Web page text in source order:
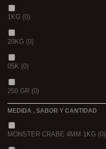
1KG (0)
20KG (0)
05K (0)
250 GR (0)
MEDIDA , SABOR Y CANTIDAD
MONSTER CRABE 4MM 1KG (0)